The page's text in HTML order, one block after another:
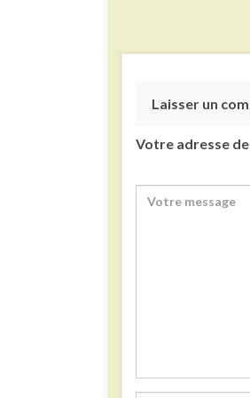
Laisser un
Votre adresse